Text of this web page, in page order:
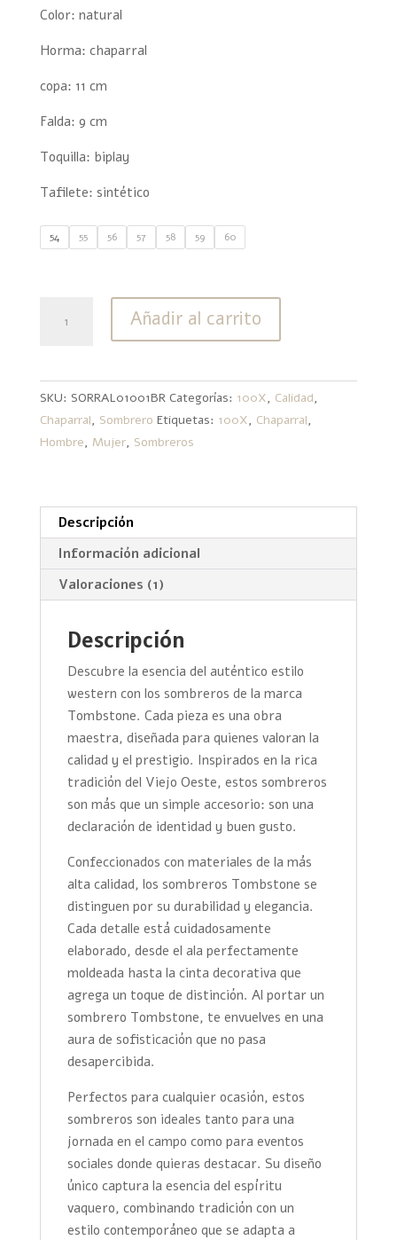
cliente
Color: natural
Horma: chaparral
copa: 11 cm
Falda: 9 cm
Toquilla: biplay
Tafilete: sintético
54 55 56 57 58 59 60
Chaparral
Añadir al carrito
SKU: SORRAL01001BR Categorías: 100X, Calidad,
Chaparral, Sombrero Etiquetas: 100X, Chaparral,
Hombre, Mujer, Sombreros
Descripción
Información adicional
Valoraciones (1)
Descripción
Descubre la esencia del auténtico estilo
western con los sombreros de la marca
Tombstone. Cada pieza es una obra
maestra, diseñada para quienes valoran la
calidad y el prestigio. Inspirados en la rica
tradición del Viejo Oeste, estos sombreros
son más que un simple accesorio: son una
declaración de identidad y buen gusto.
Confeccionados con materiales de la más
alta calidad, los sombreros Tombstone se
distinguen por su durabilidad y elegancia.
Cada detalle está cuidadosamente
elaborado, desde el ala perfectamente
moldeada hasta la cinta decorativa que
agrega un toque de distinción. Al portar un
sombrero Tombstone, te envuelves en una
aura de sofisticación que no pasa
desapercibida.
Perfectos para cualquier ocasión, estos
sombreros son ideales tanto para una
jornada en el campo como para eventos
sociales donde quieras destacar. Su diseño
único captura la esencia del espíritu
vaquero, combinando tradición con un
estilo contemporáneo que se adapta a